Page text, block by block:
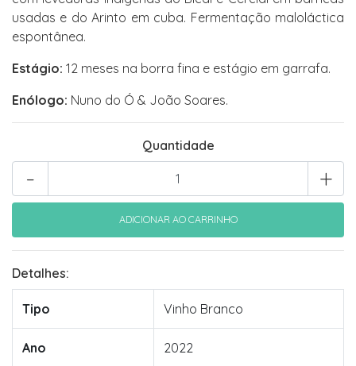
usadas e do Arinto em cuba. Fermentação maloláctica
espontânea.
Estágio: 12 meses na borra fina e estágio em garrafa.
Enólogo: Nuno do Ó & João Soares.
Quantidade
+
-
Detalhes:
Tipo Vinho Branco
Ano 2022